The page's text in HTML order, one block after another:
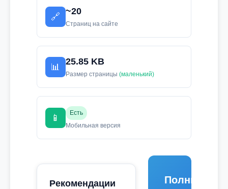
🔗
~20
Страниц на сайте
📊
25.85 KB
Размер страницы (маленький)
📱
Есть
Мобильная версия
Рекомендации
Полный